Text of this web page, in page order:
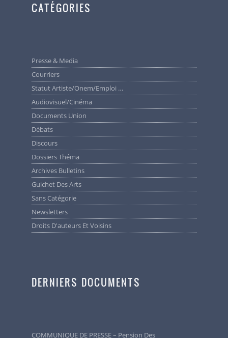
CATÉGORIES
Presse & Media
Courriers
Statut Artiste/Onem/Emploi …
Audiovisuel/cinéma
Documents Union
Débats
Discours
Dossiers Théma
Archives Bulletins
Guichet Des Arts
Sans Catégorie
Newsletters
Droits D'auteurs Et Voisins
DERNIERS DOCUMENTS
COMMUNIQUE DE PRESSE – Pension Des